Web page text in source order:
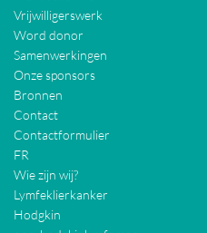
Vrijwilligerswerk
Word donor
Samenwerkingen
Onze sponsors
Bronnen
Contact
Contactformulier
FR
Wie zijn wij?
Lymfeklierkanker
Hodgkin